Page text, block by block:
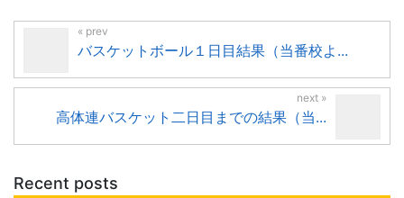
バスケットボール１日目結果（当番校よ...
高体連バスケット二日目までの結果（当...
Recent posts